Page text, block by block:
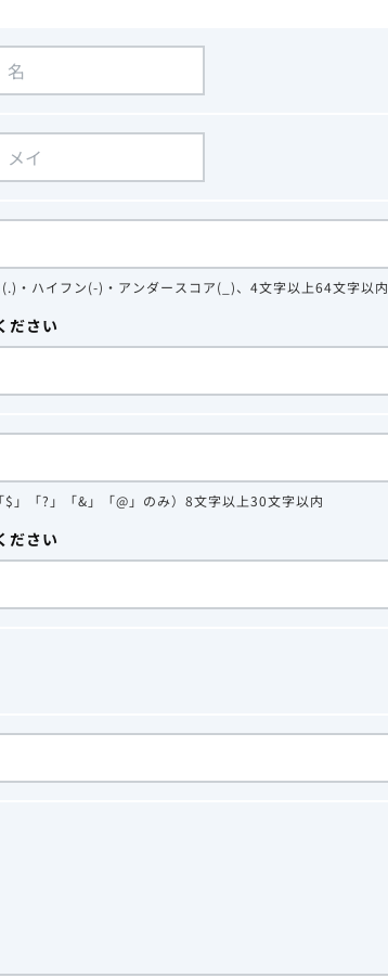
・ハイフン(-)・アンダースコア(_)、4文字以上64文字以内
ださい
」「?」「&」「@」のみ）8文字以上30文字以内
ださい